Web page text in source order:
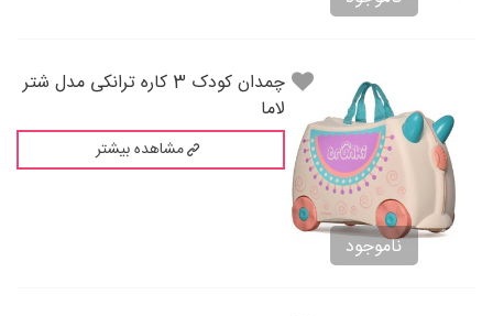
ناموجود
چمدان کودک 3 کاره ترانکی مدل شتر
لاما
مشاهده بیشتر